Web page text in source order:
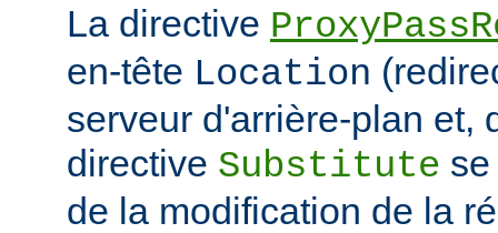
La directive
en-tête Location
serveur d'arrière-plan et,
directive Substitute
de la modification de la